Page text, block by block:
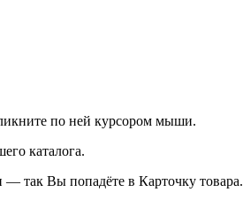
по ней курсором мыши.
каталога.
так Вы попадёте в Карточку товара.